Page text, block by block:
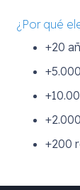
¿Por qué
+20
+200